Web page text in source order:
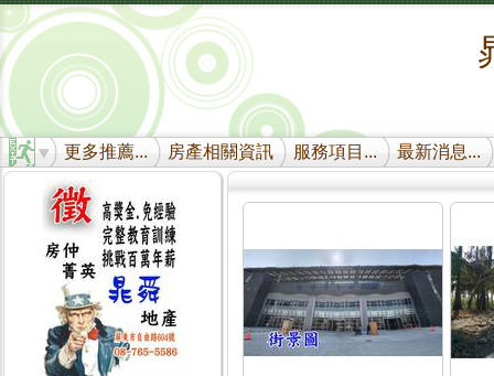
更多推薦... 房產相關資訊 服務項目... 最新消息...